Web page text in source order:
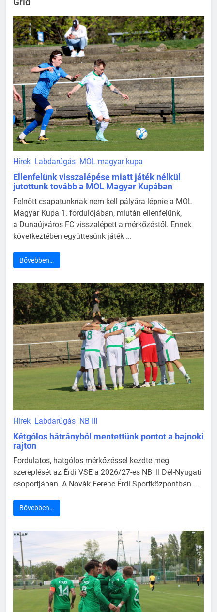
Grid
Hírek Labdarúgás MOL magyar kupa
Ellenfelünk visszalépése miatt játék nélkül
jutottunk tovább a MOL Magyar Kupában
Felnőtt csapatunknak nem kell pályára lépnie a MOL
Magyar Kupa 1. fordulójában, miután ellenfelünk,
a Dunaújváros FC visszalépett a mérkőzéstől. Ennek
következtében együttesünk játék ...
Bővebben…
Hírek Labdarúgás NB III
Kétgólos hátrányból mentettünk pontot a bajnoki
rajton
Fordulatos, hatgólos mérkőzéssel kezdte meg
szereplését az Érdi VSE a 2026/27-es NB III Dél-Nyugati
csoportjában. A Novák Ferenc Érdi Sportközpontban ...
Bővebben…